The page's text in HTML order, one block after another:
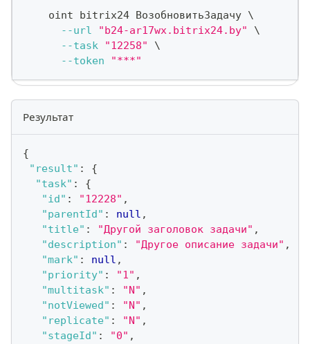
    oint bitrix24 ВозобновитьЗадачу
\
--url
"b24-ar17wx.bitrix24.by"
\
--task
"12258"
\
--token
"***"
Результат
{
"result" :
{
"task" :
{
"id" : "12228" ,
"parentId" : null ,
"title" : "Другой заголовок задачи" ,
"description" : "Другое описание задачи" ,
"mark" : null ,
"priority" : "1" ,
"multitask" : "N" ,
"notViewed" : "N" ,
"replicate" : "N" ,
"stageId" : "0" ,